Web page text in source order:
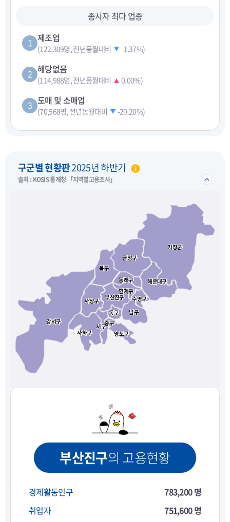
종사자 최다 업종
1 제조업
(122,309명, 전년동월대비 -1.37%)
2 해당없음
(114,988명, 전년동월대비 0.00%)
3 도매 및 소매업
(70,568명, 전년동월대비 -29.20%)
구군별 현황판2025년 하반기
출처 : KOSIS 통계청 「지역별고용조사」 접기/
강서구
강서구
사상구
사상구
서구
서구
사하구
사하구
중구
중구
영도구
영도구
동구
동구 남구
남구
부산진구
부산진구
연제구
연제구
동래구
동래구
북구
북구
금정구
금정구
수영구
수영구
해운대구
해운대구
기장군
기장군
부산진구의 고용현황
경제활동인구
783,200 명
취업자
751,600 명